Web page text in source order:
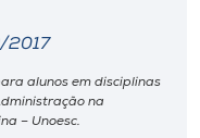
2017
alunos em disciplinas
na
– Unoesc.